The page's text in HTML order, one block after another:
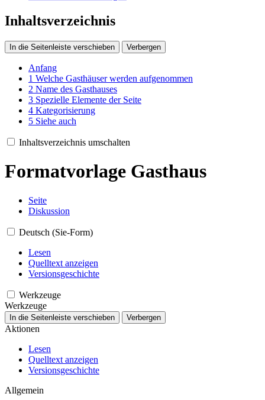
Inhaltsverzeichnis
In die Seitenleiste verschieben Verbergen
Anfang
1 Welche Gasthäuser werden aufgenommen
2 Name des Gasthauses
3 Spezielle Elemente der Seite
4 Kategorisierung
5 Siehe auch
Inhaltsverzeichnis umschalten
Formatvorlage Gasthaus
Seite
Diskussion
Deutsch (Sie-Form)
Lesen
Quelltext anzeigen
Versionsgeschichte
Werkzeuge
Werkzeuge
In die Seitenleiste verschieben Verbergen
Aktionen
Lesen
Quelltext anzeigen
Versionsgeschichte
Allgemein